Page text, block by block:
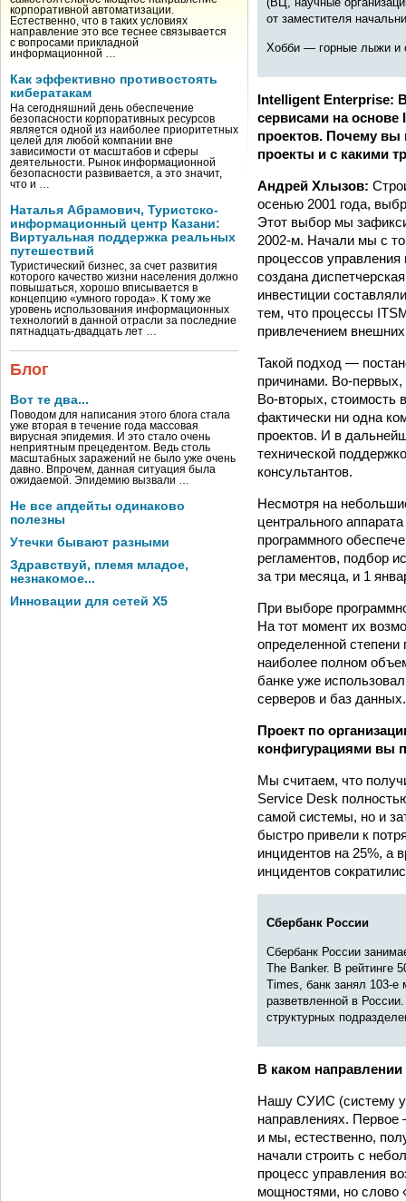
корпоративной автоматизации.
Естественно, что в таких условиях
направление это все теснее связывается
с вопросами прикладной
информационной …
Как эффективно противостоять
кибератакам
На сегодняшний день обеспечение
безопасности корпоративных ресурсов
является одной из наиболее приоритетных
целей для любой компании вне
зависимости от масштабов и сферы
деятельности. Рынок информационной
безопасности развивается, а это значит,
что и …
Наталья Абрамович, Туристско-
информационный центр Казани:
Виртуальная поддержка реальных
путешествий
Туристический бизнес, за счет развития
которого качество жизни населения должно
повышаться, хорошо вписывается в
концепцию «умного города». К тому же
уровень использования информационных
технологий в данной отрасли за последние
пятнадцать-двадцать лет …
Блог
Вот те два...
Поводом для написания этого блога стала
уже вторая в течение года массовая
вирусная эпидемия. И это стало очень
неприятным прецедентом. Ведь столь
масштабных заражений не было уже очень
давно. Впрочем, данная ситуация была
ожидаемой. Эпидемию вызвали …
Не все апдейты одинаково
полезны
Утечки бывают разными
Здравствуй, племя младое,
незнакомое...
Инновации для сетей X5
от заместителя
Хобби — горные лыжи и
Intelligent Enterprise:
сервисами на основе
проектов. Почему вы
проекты и с какими
Андрей Хлызов:
осенью 2001 года,
Этот выбор мы
2002-м. Начали мы с
процессов
создана
инвестиции
тем, что процессы
привлечением внешних
Такой подход —
причинами. Во-
Во-вторых, стоимость
фактически ни одна
проектов. И в
технической
консультантов.
Несмотря на
центрального
программного
регламентов, подбор
за три месяца, и 1
При выборе
На тот момент их
определенной
наиболее полном
банке уже
серверов и баз
Проект по
конфигурациями вы
Мы считаем, что
Service Desk
самой системы, но и
быстро привели к
инцидентов на 25%, а
инцидентов
Сбербанк России
Сбербанк России
The Banker. В рейтинге
Times, банк занял 103-е
разветвленной в
структурных
В каком
Нашу СУИС (систему
направлениях. Первое
и мы, естественно,
начали строить с
процесс управления
мощностями, но слово